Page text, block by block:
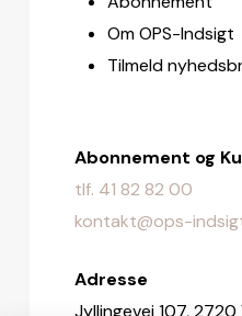
Om OPS-Indsigt
Tilmeld
Abonnement og
tlf. 41 82 82 00
kontakt@ops-
Adresse
Jyllingevej 107,